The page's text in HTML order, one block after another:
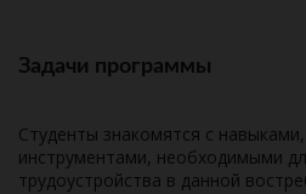
Задачи программы
Студенты знакомятся с
инструментами, необходимыми
трудоустройства в данной